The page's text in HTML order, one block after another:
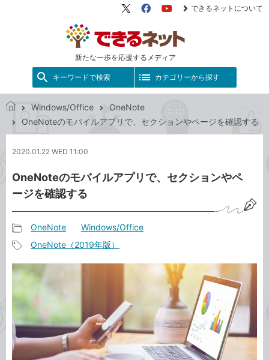
新たな一歩を応援するメディア
X（旧
FacebookYouTube
できるネットについて
キーワードで検索 カテゴリーから探す
で
ネ
ト
Windows/Office
OneNote
OneNoteのモバイルアプリで、セクションやページを確認する
2020.01.22 WED 11:00
OneNoteのモバイルアプリで、セクションやペ
ージを確認する
事
カ
ゴ
リ
OneNote Windows/Office
事
グ
OneNote（2019年版）